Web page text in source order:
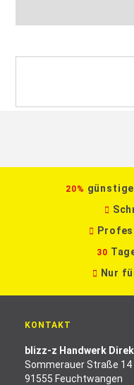
20%
30
Nur
KONTAKT
blizz-z Handwerk
Sommerauer Straße 14
91555 Feuchtwangen